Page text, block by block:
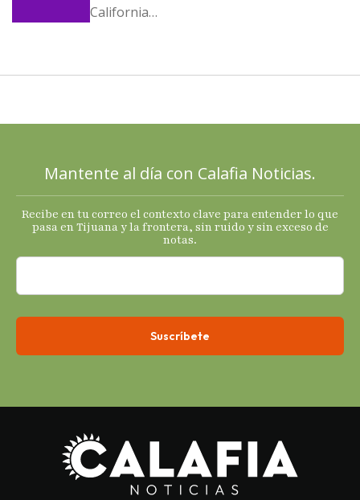
California
2025 con
termómetro
s
económicos.
Mantente al día con Calafia Noticias.
Recibe en tu correo el contexto clave para entender lo que
pasa en Tijuana y la frontera, sin ruido y sin exceso de
notas.